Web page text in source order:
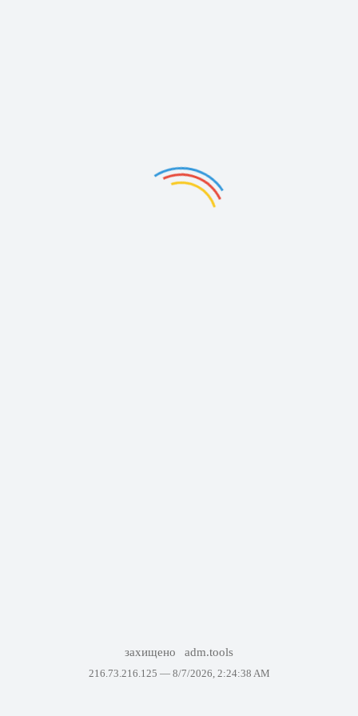
захищено adm.tools
216.73.216.125 — 8/7/2026, 2:24:38 AM